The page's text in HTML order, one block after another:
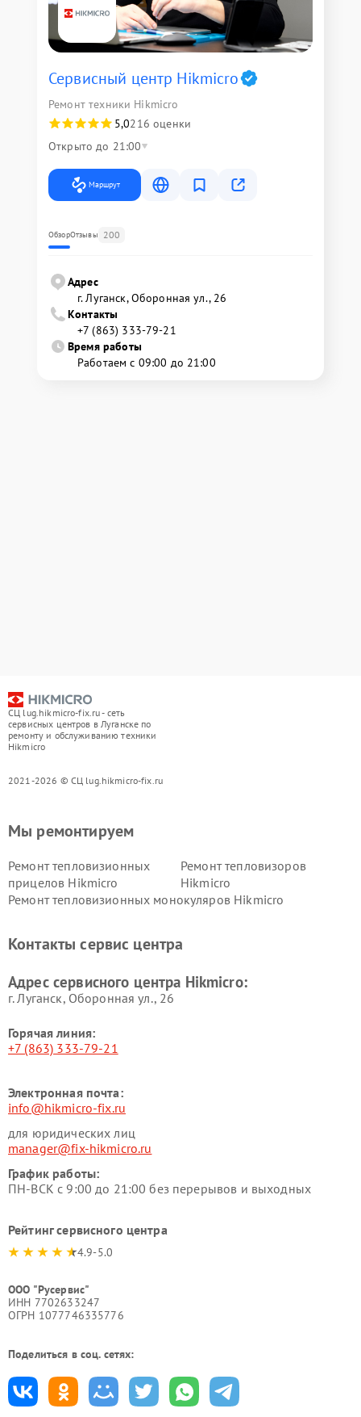
Сервисный центр Hikmicro
Ремонт техники Hikmicro
5,0216 оценки
Открыто до 21:00
Маршрут
ОбзорОтзывы 200
Адрес
г. Луганск, Оборонная ул., 26
Контакты
+7 (863) 333-79-21
Время работы
Работаем с 09:00 до 21:00
СЦ lug.hikmicro-fix.ru - сеть
сервисных центров в Луганске по
ремонту и обслуживанию техники
Hikmicro
2021-2026 © СЦ lug.hikmicro-fix.ru
Мы ремонтируем
Ремонт тепловизионных
прицелов Hikmicro
Ремонт тепловизоров
Hikmicro
Ремонт тепловизионных монокуляров Hikmicro
Контакты сервис центра
Адрес сервисного центра Hikmicro:
г. Луганск, Оборонная ул., 26
Горячая линия:
+7 (863) 333-79-21
Электронная почта:
info@hikmicro-fix.ru
для юридических лиц
manager@fix-hikmicro.ru
График работы:
ПН-ВСК с 9:00 до 21:00 без перерывов и выходных
Рейтинг сервисного центра
4.9-5.0
ООО "Русервис"
ИНН 7702633247
ОГРН 1077746335776
Поделиться в соц. сетях: